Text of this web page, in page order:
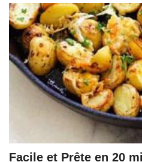
Facile et Prête en 20